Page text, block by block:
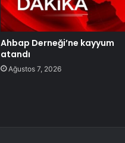
Ahbap Derneği’ne kayyum
atandı
Ağustos 7, 2026